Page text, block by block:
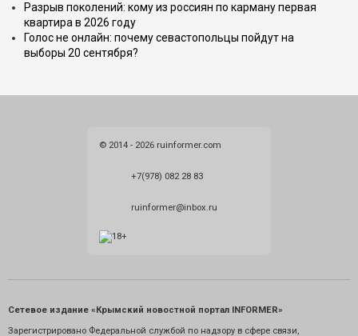
Разрыв поколений: кому из россиян по карману первая
квартира в 2026 году
Голос не онлайн: почему севастопольцы пойдут на
выборы 20 сентября?
© 2014 - 2026 ruinformer.com
+7(978) 082 28 83
ruinformer@inbox.ru
Сетевое издание «Крымский новостной портал INFORMER»
Зарегистрировано Федеральной службой по надзору в сфере связи,